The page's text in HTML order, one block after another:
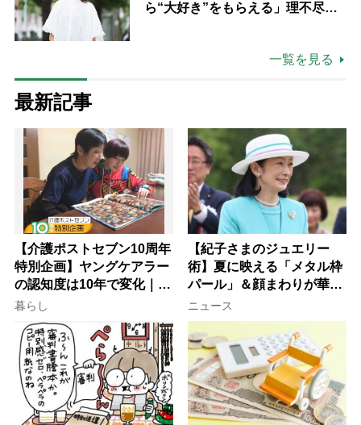
ら“大好き”をもらえる」理不尽さ
一覧を見る
最新記事
【介護ポストセブン10周年
特別企画】ヤングケアラー
の認知度は10年で変化｜流
行語大賞にノミネート、法
律にも明記されたが果たし
て現在は？
暮らし
【紀子さまのジュエリー
術】夏に映える「メタル枠
パール」＆顔まわりが華や
ぐ「揺れる一粒」の使い分
け方
ニュース